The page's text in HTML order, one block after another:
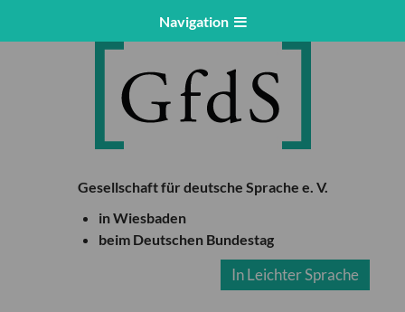
Navigation
Gesellschaft für deutsche Sprache e. V.
in Wiesbaden
beim Deutschen Bundestag
In Leichter Sprache